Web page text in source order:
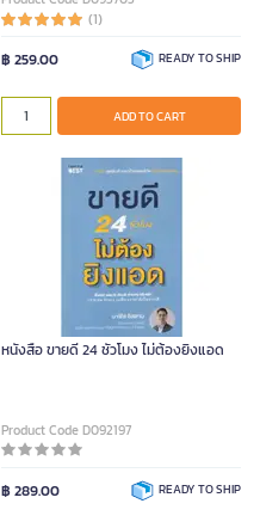
(1)
฿ 259.00
READY TO SHIP
ADD TO CART
หนังสือ ขายดี 24 ชั่วโมง ไม่ต้องยิงแอด
Product Code D092197
฿ 289.00 READY TO SHIP